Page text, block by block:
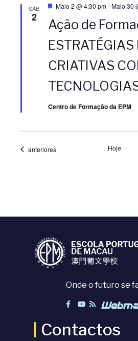
SÁB
2
Ação de
ESTRATÉGIAS
CRIATIVAS
D
s
t
a
q
e
Maio 2 @ 4:30 pm-Maio 30
Centro de Formação da EPM
Eventos
anteriores Hoje
Onde o futuro se
Contactos